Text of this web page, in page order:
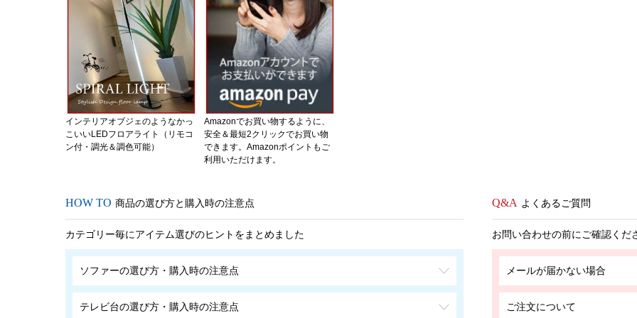
インテリアオブジェのようなかっ
こいいLEDフロアライト（リモコ
ン付・調光＆調色可能）
Amazonでお買い物するように、
安全＆最短2クリックでお買い物
できます。Amazonポイントもご
利用いただけます。
商品の選び方と購入時の注意点
カテゴリー毎にアイテム選びのヒントをまとめました
ソファーの選び方・購入時の注意点
テレビ台の選び方・購入時の注意点
よくあるご質問
お問い合わせの前にご確認くだ
メールが届かない場合
ご注文について